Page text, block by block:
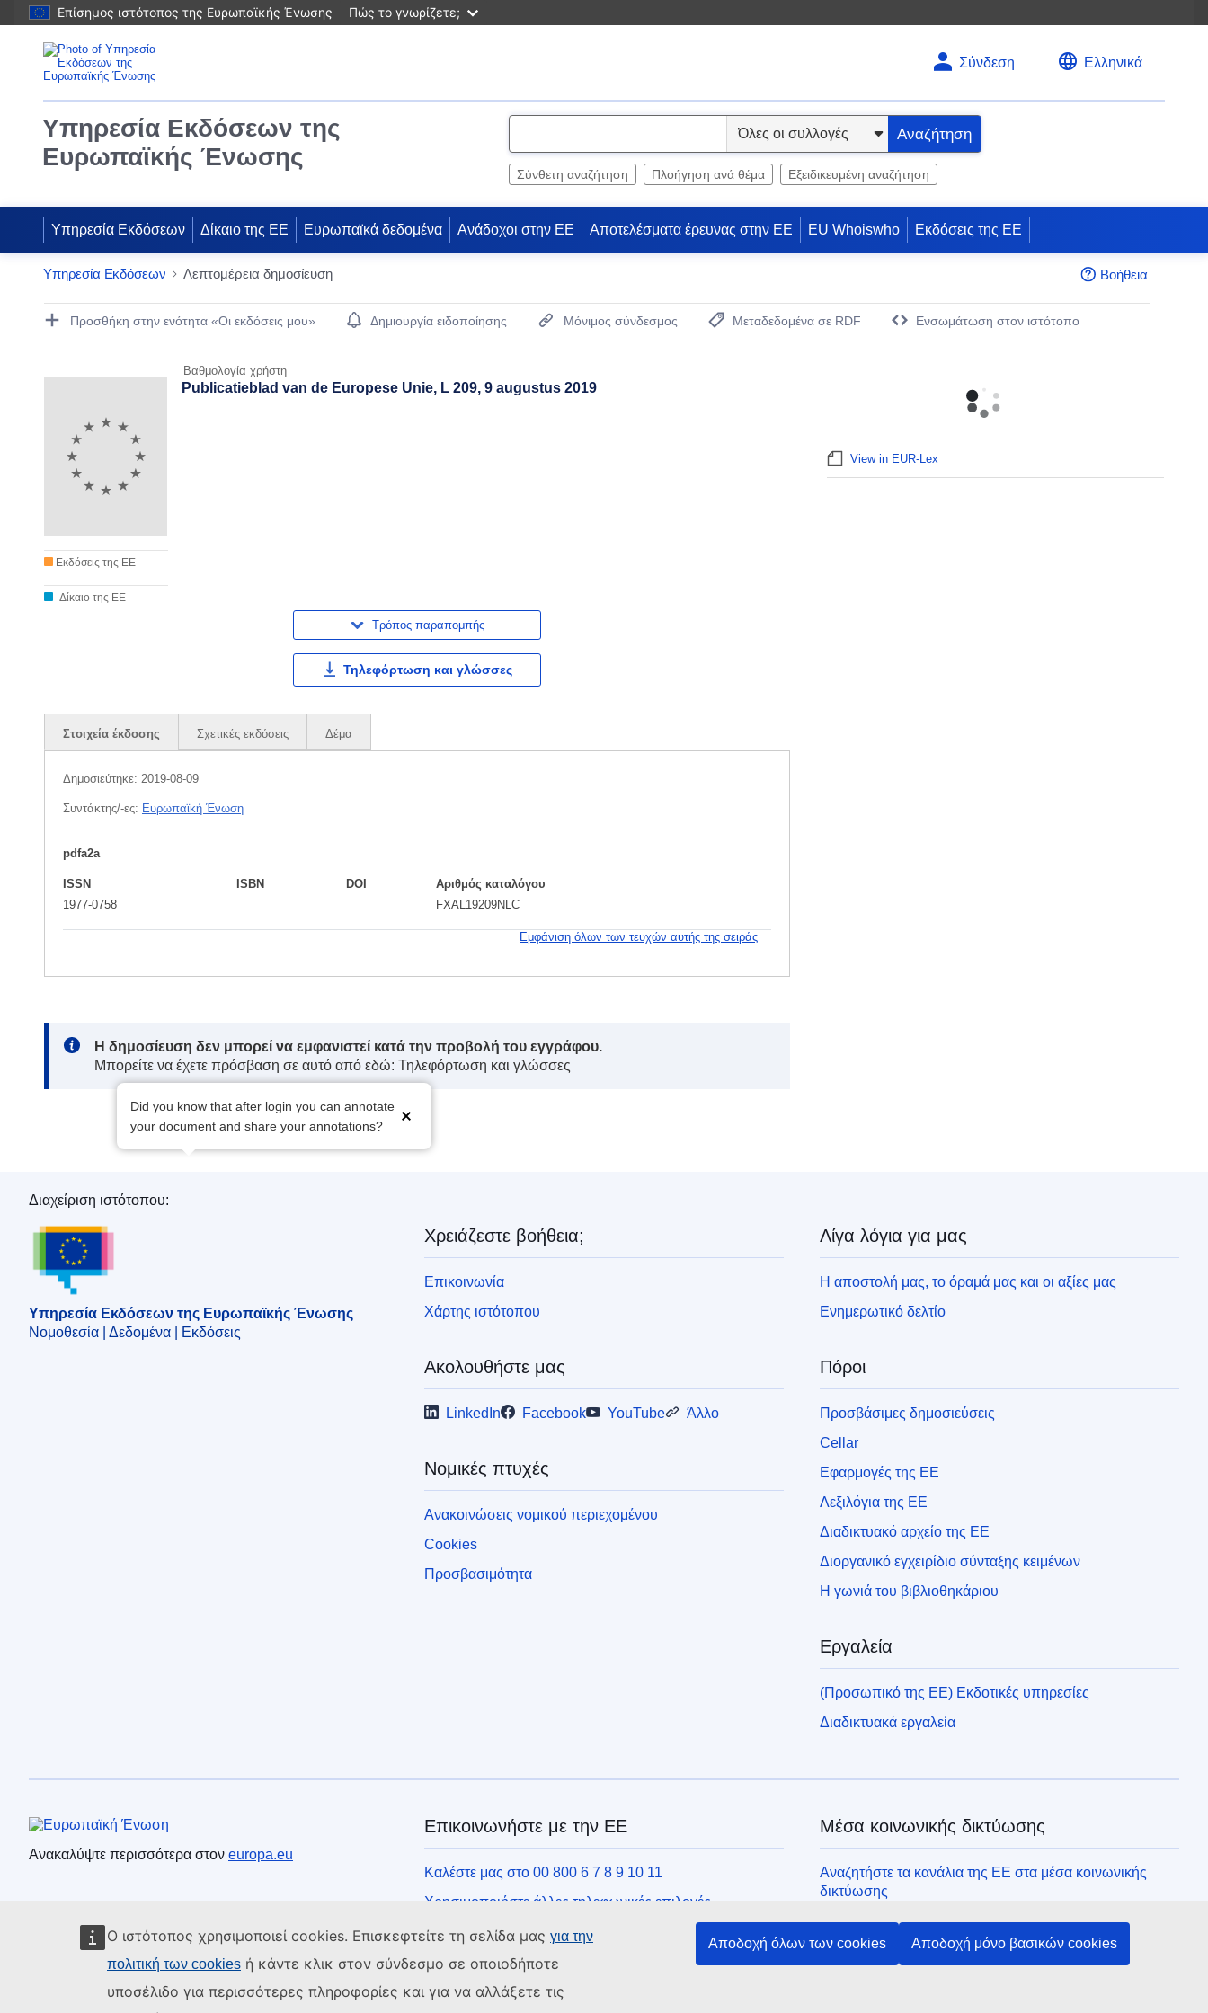
Επίσημος ιστότοπος της Ευρωπαϊκής Ένωσης Πώς το γνωρίζετε;
Ο ιστότοπος χρησιμοποιεί cookies. Επισκεφτείτε τη σελίδα μας για την
πολιτική των cookies ή κάντε κλικ στον σύνδεσμο σε οποιοδήποτε
υποσέλιδο για περισσότερες πληροφορίες και για να αλλάξετε τις
Αποδοχή όλων των cookies Αποδοχή μόνο βασικών cookies
Σύνδεση Ελληνικά
Υπηρεσία Εκδόσεων της
Ευρωπαϊκής Ένωσης
e
Αναζήτηση
Σύνθετη αναζήτηση Πλοήγηση ανά θέμα Εξειδικευμένη αναζήτηση
Υπηρεσία Εκδόσεων Δίκαιο της ΕΕ Ευρωπαϊκά δεδομένα Ανάδοχοι στην ΕΕ Αποτελέσματα έρευνας στην ΕΕ EU Whoiswho Εκδόσεις της ΕΕ
Υπηρεσία Εκδόσεων Λεπτομέρεια δημοσίευση Βοήθεια
Publication Detail Actions Portlet
Προσθήκη στην ενότητα «Οι εκδόσεις μου» Δημιουργία ειδοποίησης Μόνιμος σύνδεσμος
Μεταδεδομένα σε RDF
Eνσωμάτωση στον ιστότοπο
Βαθμολογία χρήστη
Εκδόσεις της ΕΕ
Δίκαιο της ΕΕ
Publicatieblad van de Europese Unie, L 209, 9 augustus 2019
Τρόπος παραπομπής
Τηλεφόρτωση και γλώσσες
Στοιχεία έκδοσης Σχετικές εκδόσεις Δέμα
Δημοσιεύτηκε: 2019-08-09
Συντάκτης/-ες: Ευρωπαϊκή Ένωση
pdfa2a
ISSN
1977-0758
ISBN DOI
Αριθμός καταλόγου
FXAL19209NLC
Εμφάνιση όλων των τευχών αυτής της σειράς
Note:
Η δημοσίευση δεν μπορεί να εμφανιστεί κατά την προβολή του εγγράφου.
Μπορείτε να έχετε πρόσβαση σε αυτό από εδώ: Τηλεφόρτωση και γλώσσες
Did you know that after login you can annotate
your document and share your annotations?
View in EUR-Lex
Υπηρεσία Εκδόσεων της Ευρωπαϊκής Ένωσης
Διαχείριση ιστότοπου:
Υπηρεσία Εκδόσεων της Ευρωπαϊκής Ένωσης
Νομοθεσία | Δεδομένα | Εκδόσεις
Χρειάζεστε βοήθεια;
Επικοινωνία
Χάρτης ιστότοπου
Ακολουθήστε μας
LinkedIn Facebook YouTube Άλλο
Νομικές πτυχές
Ανακοινώσεις νομικού περιεχομένου
Cookies
Προσβασιμότητα
Λίγα λόγια για μας
Η αποστολή μας, το όραμά μας και οι αξίες μας
Ενημερωτικό δελτίο
Πόροι
Προσβάσιμες δημοσιεύσεις
Cellar
Εφαρμογές της ΕΕ
Λεξιλόγια της ΕΕ
Διαδικτυακό αρχείο της ΕΕ
Διοργανικό εγχειρίδιο σύνταξης κειμένων
Η γωνιά του βιβλιοθηκάριου
Εργαλεία
(Προσωπικό της ΕΕ) Εκδοτικές υπηρεσίες
Διαδικτυακά εργαλεία
Ευρωπαϊκή Ένωση
Ανακαλύψτε περισσότερα στον europa.eu
Επικοινωνήστε με την ΕΕ
Καλέστε μας στο 00 800 6 7 8 9 10 11
Χρησιμοποιήστε άλλες τηλεφωνικές επιλογές
Γράψτε μας μέσω της φόρμας επικοινωνίας
Συναντήστε μας σε ένα από τα κέντρα της ΕΕ
Μέσα κοινωνικής δικτύωσης
Αναζητήστε τα κανάλια της ΕΕ στα μέσα κοινωνικής
δικτύωσης
Θεσμικά όργανα και οργανισμοί της ΕΕ